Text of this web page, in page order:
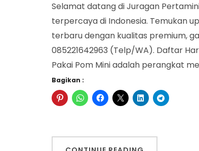
Selamat datang di Juragan
terpercaya di Indonesia. Temukan
terbaru dengan kualitas premium,
085221642963 (Telp/WA). Daftar
Pakai Pom Mini adalah perangkat
Bagikan :